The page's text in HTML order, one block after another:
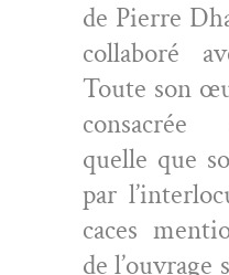
de Pierre
col­laboré
Toute son
con­sacrée
quelle que
par
caces
de l’ouvrage